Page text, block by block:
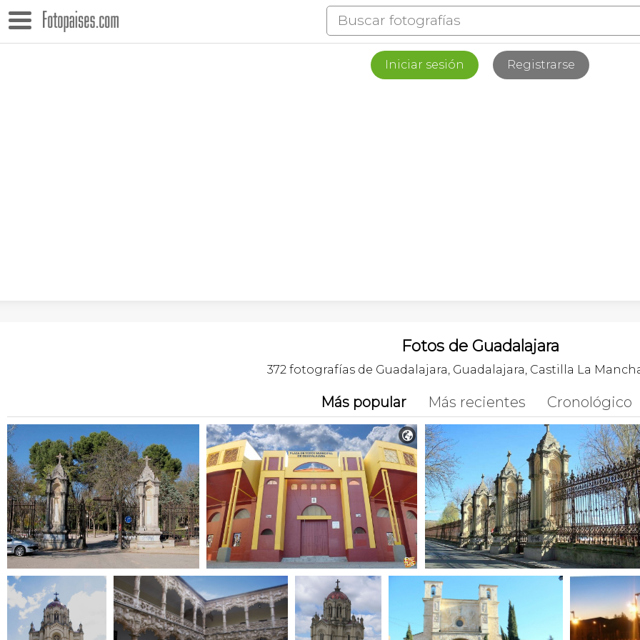
Iniciar sesión Registrarse
Fotos de Guadalajara
372 fotografías de Guadalajara, Guadalajara, Castilla La
Más popular Más recientes Cronológico
